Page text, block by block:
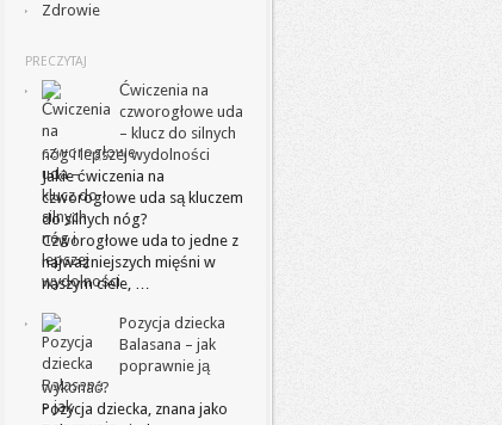
Zdrowie
PRECZYTAJ
Ćwiczenia na
czworogłowe uda
– klucz do silnych
nóg i lepszej wydolności
Jakie ćwiczenia na
czworogłowe uda są kluczem
do silnych nóg?
Czworogłowe uda to jedne z
najważniejszych mięśni w
naszym ciele, …
Pozycja dziecka
Balasana – jak
poprawnie ją
wykonać?
Pozycja dziecka, znana jako